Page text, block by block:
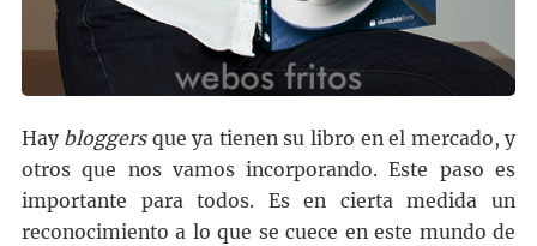
Hay bloggersque ya tienen su libro en el mercado, y
otros que nos vamos incorporando. Este paso es
importante para todos. Es en cierta medida un
reconocimiento a lo que se cuece en este mundo de